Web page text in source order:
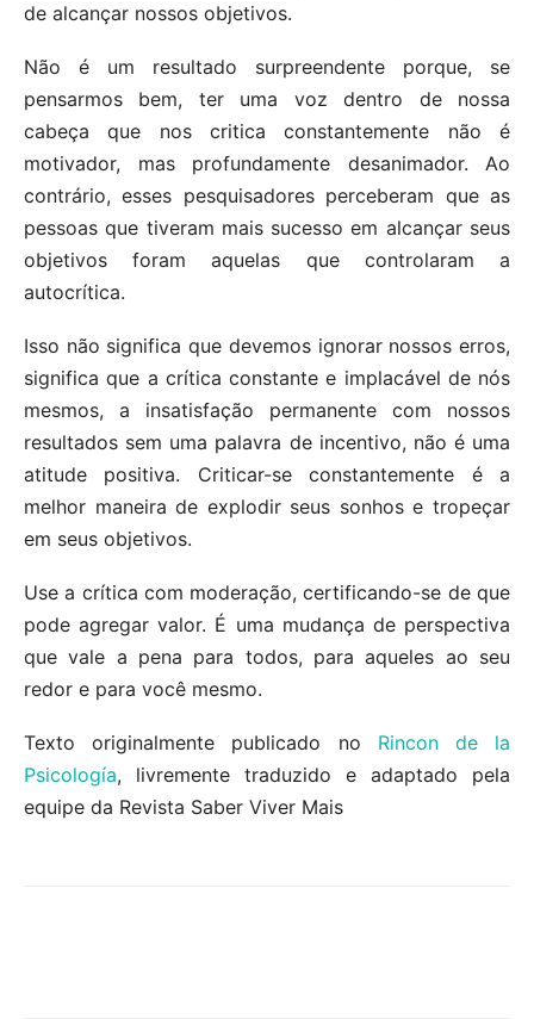
de alcançar nossos objetivos.
Não é um resultado surpreendente porque, se
pensarmos bem, ter uma voz dentro de nossa
cabeça que nos critica constantemente não é
motivador, mas profundamente desanimador. Ao
contrário, esses pesquisadores perceberam que as
pessoas que tiveram mais sucesso em alcançar seus
objetivos foram aquelas que controlaram a
autocrítica.
Isso não significa que devemos ignorar nossos erros,
significa que a crítica constante e implacável de nós
mesmos, a insatisfação permanente com nossos
resultados sem uma palavra de incentivo, não é uma
atitude positiva. Criticar-se constantemente é a
melhor maneira de explodir seus sonhos e tropeçar
em seus objetivos.
Use a crítica com moderação, certificando-se de que
pode agregar valor. É uma mudança de perspectiva
que vale a pena para todos, para aqueles ao seu
redor e para você mesmo.
Texto originalmente publicado no Rincon de la
Psicología, livremente traduzido e adaptado pela
equipe da Revista Saber Viver Mais